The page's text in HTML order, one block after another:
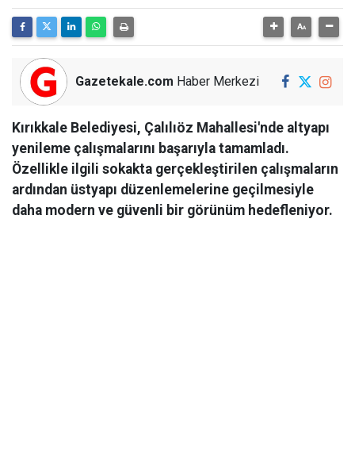
Gazetekale.com Haber Merkezi
Kırıkkale Belediyesi, Çalılıöz Mahallesi'nde altyapı
yenileme çalışmalarını başarıyla tamamladı.
Özellikle ilgili sokakta gerçekleştirilen çalışmaların
ardından üstyapı düzenlemelerine geçilmesiyle
daha modern ve güvenli bir görünüm hedefleniyor.